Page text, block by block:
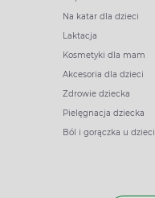
Na katar dla dzieci
Laktacja
Kosmetyki dla mam
Akcesoria dla dzieci
Zdrowie dziecka
Pielęgnacja dziecka
Ból i gorączka u dzieci